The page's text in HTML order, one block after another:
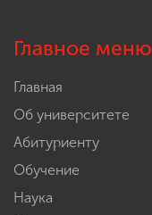
Главное меню
Главная
Об университете
Абитуриенту
Обучение
Наука